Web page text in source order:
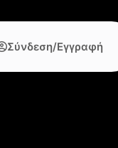
Σύνδεση/Εγγραφή